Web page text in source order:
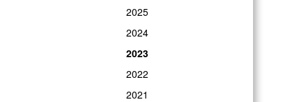
2025
2024
2023
2022
2021